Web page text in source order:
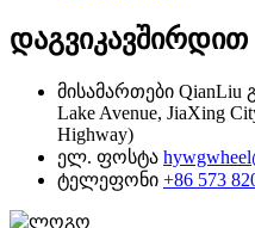
დაგვიკავშირდით
მისამართები QianLiu
Lake Avenue, JiaXing
Highway)
ელ. ფოსტა
ტელეფონი +86 573